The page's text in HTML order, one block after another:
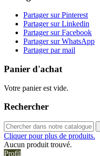
Partager sur Pinterest
Partager sur Linkedin
Partager sur Facebook
Partager sur WhatsApp
Partager par mail
Panier d'achat
Votre panier est vide.
Rechercher
Cliquer pour plus de produits.
Aucun produit trouvé.
Profil